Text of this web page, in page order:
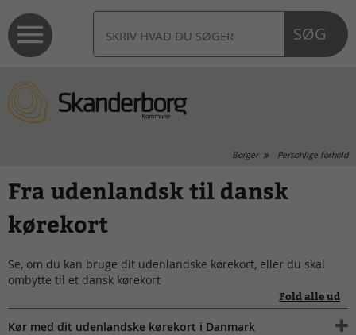
SØG
Borger Personlige forhold
Fra udenlandsk til dansk
kørekort
Se, om du kan bruge dit udenlandske kørekort, eller du skal
ombytte til et dansk kørekort
Fold alle ud
Kør med dit udenlandske kørekort i Danmark